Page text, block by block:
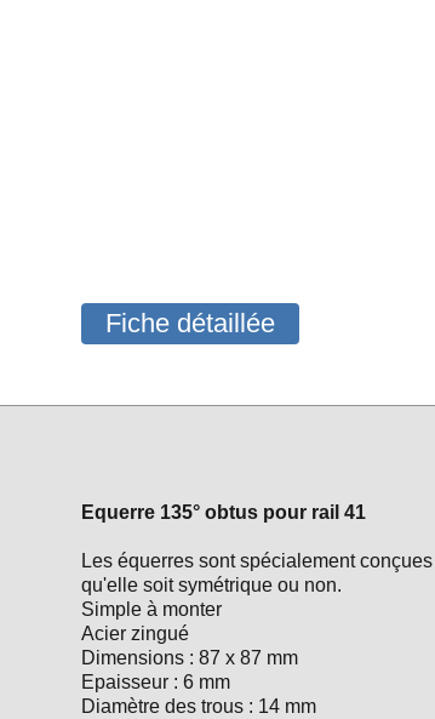
Embase renforcée pour rail
Equerre 90° 2 trous pour rail 41
Equerre 90° 4 trous pour rail 41
EZ
Equerre à gousset pour rail 41
Equerre orientable à plat
Fixation murale horizontale
Fiche détaillée
Equerre 135° obtus pour rail 41
Les équerres sont spécialement
qu'elle soit symétrique ou non.
Simple à monter
Acier zingué
Dimensions : 87 x 87 mm
Epaisseur : 6 mm
Diamètre des trous : 14 mm